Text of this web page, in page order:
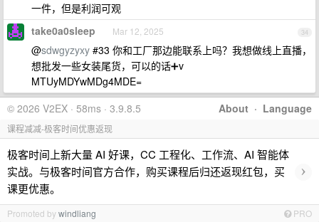
一件，但是利润可观
34
take0a0sleep Mar 12, 2025
@sdwgyzyxy #33 你和工厂那边能联系上吗？我想做线上直播，
想批发一些女装尾货，可以的话➕v
MTUyMDYwMDg4MDE=
About · Language
© 2026 V2EX · 58ms · 3.9.8.5
课程减减-极客时间优惠返现
极客时间上新大量 AI 好课，CC 工程化、工作流、AI 智能体
实战。与极客时间官方合作，购买课程后归还返现红包，买
课更优惠。
›
Promoted bywindliang PRO